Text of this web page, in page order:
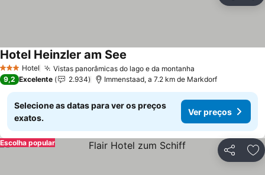
3 EstrelasHotel Vistas panorâmicas do lago e da montanha
Hotel Heinzler am See
9,2 Excelente 2.934 Immenstaad, a 7.2 km de Markdorf
Selecione as datas para ver os preços
exatos.
Ver preços
Partilhar
Escolha popular